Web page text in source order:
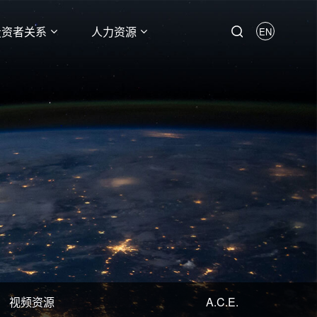
者关系 人力资源 EN
视频资源 A.C.E.